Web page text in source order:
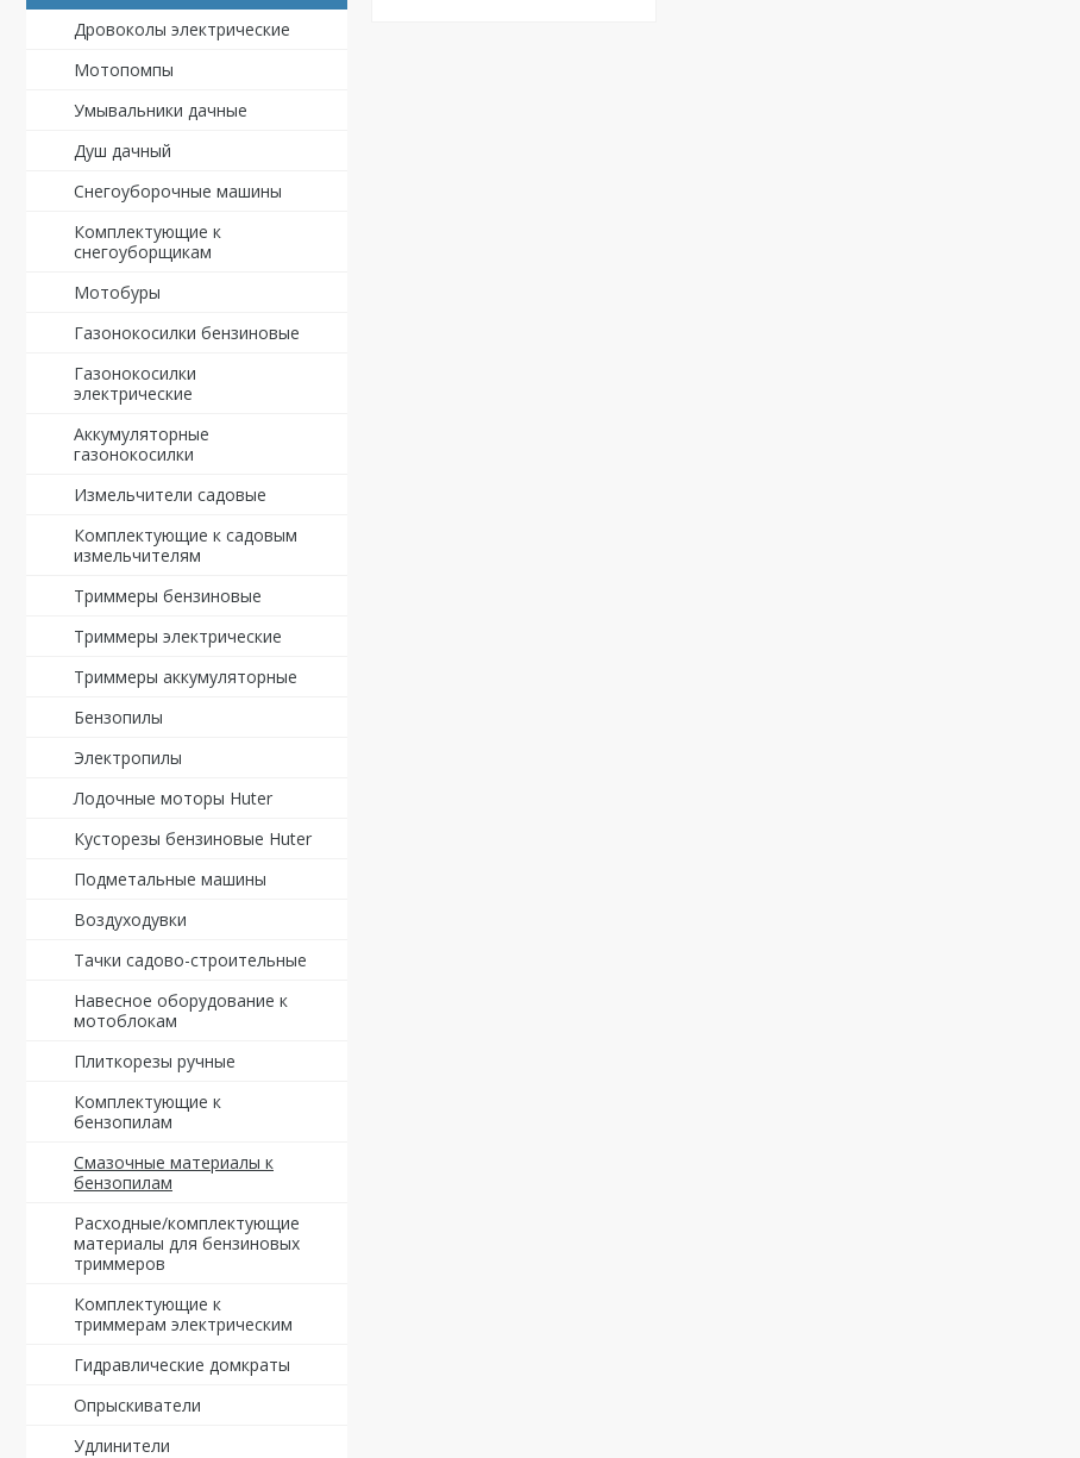
Дровоколы электрические
Мотопомпы
Умывальники дачные
Душ дачный
Снегоуборочные машины
Комплектующие к
снегоуборщикам
Мотобуры
Газонокосилки бензиновые
Газонокосилки
электрические
Аккумуляторные
газонокосилки
Измельчители садовые
Комплектующие к садовым
измельчителям
Триммеры бензиновые
Триммеры электрические
Триммеры аккумуляторные
Бензопилы
Электропилы
Лодочные моторы Huter
Кусторезы бензиновые Huter
Подметальные машины
Воздуходувки
Тачки садово-строительные
Навесное оборудование к
мотоблокам
Плиткорезы ручные
Комплектующие к
бензопилам
Смазочные материалы к
бензопилам
Расходные/комплектующие
материалы для бензиновых
триммеров
Комплектующие к
триммерам электрическим
Гидравлические домкраты
Опрыскиватели
Удлинители